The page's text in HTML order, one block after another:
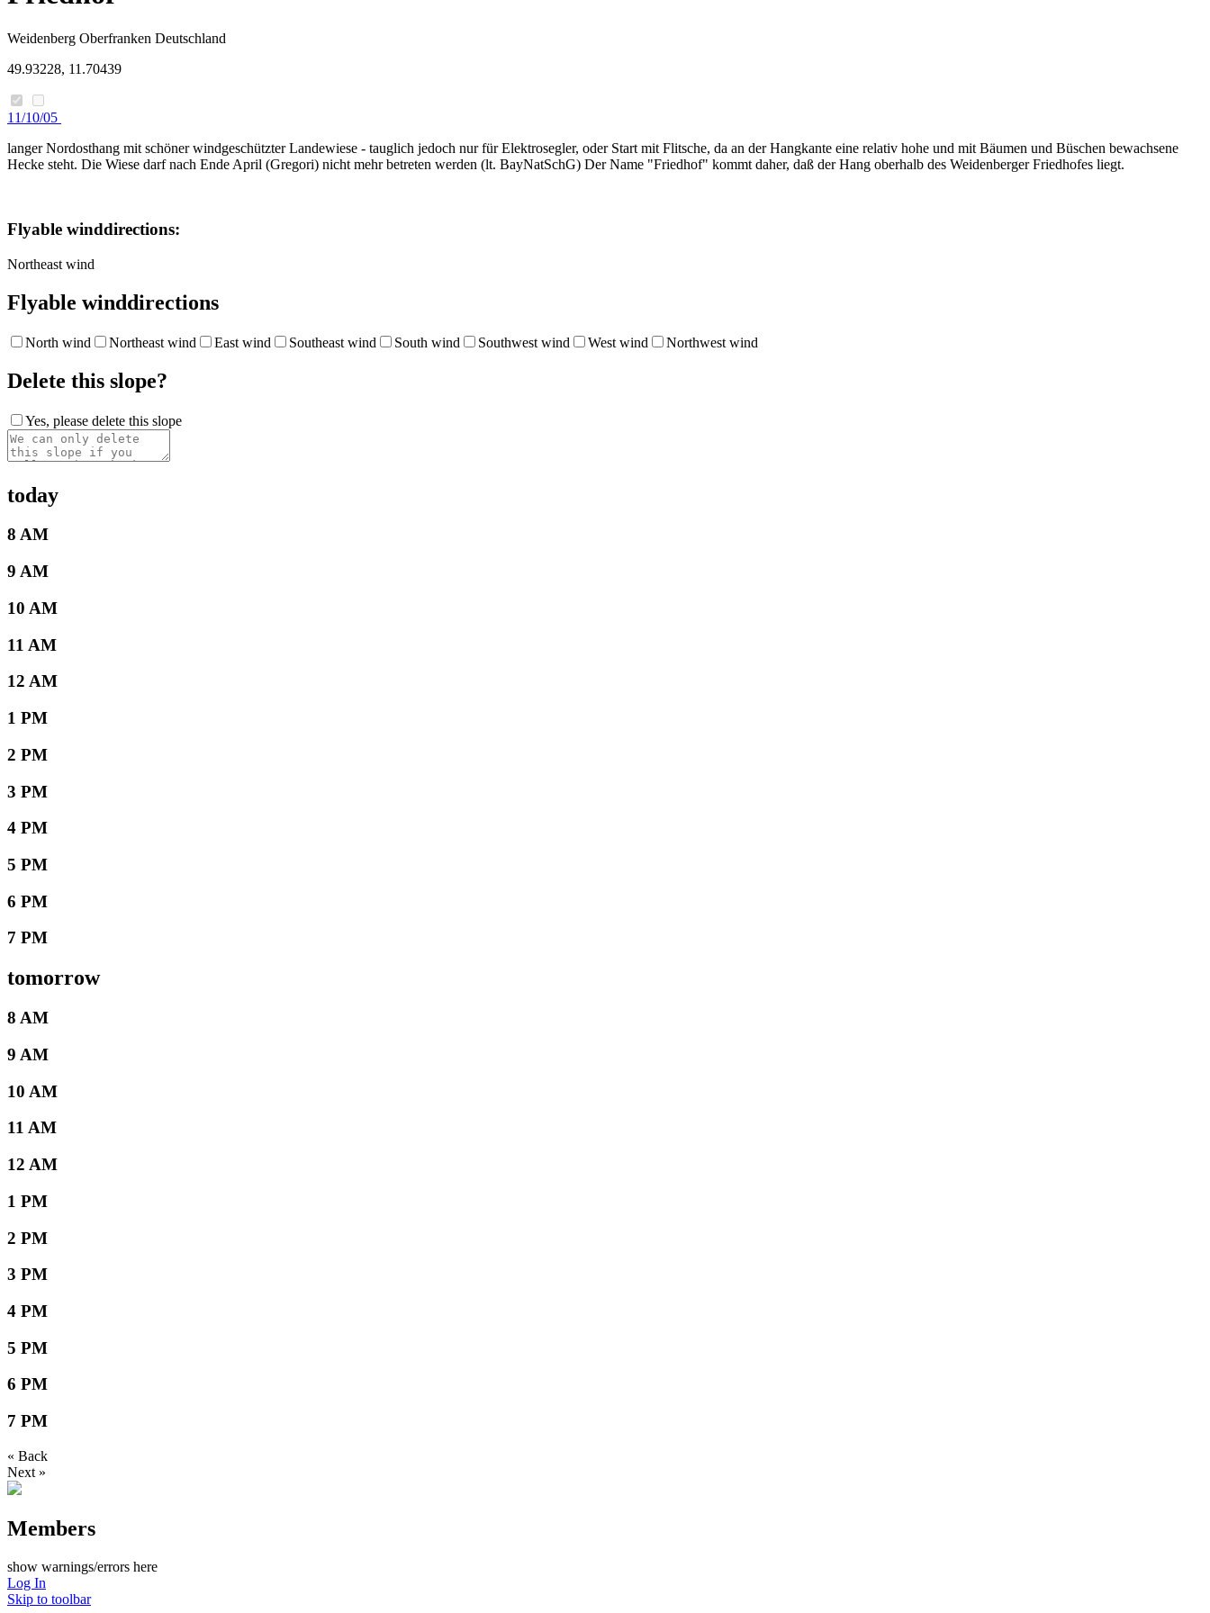
Weidenberg Oberfranken Deutschland
49.93228, 11.70439
11/10/05
langer Nordosthang mit schöner windgeschützter Landewiese - tauglich jedoch nur für Elektrosegler, oder Start mit Flitsche, da an der Hangkante eine relativ hohe und mit Bäumen und Büschen bewachsene
Hecke steht. Die Wiese darf nach Ende April (Gregori) nicht mehr betreten werden (lt. BayNatSchG) Der Name "Friedhof" kommt daher, daß der Hang oberhalb des Weidenberger Friedhofes liegt.
Flyable winddirections:
Northeast wind
Flyable winddirections
North wind Northeast wind East wind Southeast wind South wind Southwest wind West wind Northwest wind
Delete this slope?
Yes, please delete this slope
today
8 AM
9 AM
10 AM
11 AM
12 AM
1 PM
2 PM
3 PM
4 PM
5 PM
6 PM
7 PM
tomorrow
8 AM
9 AM
10 AM
11 AM
12 AM
1 PM
2 PM
3 PM
4 PM
5 PM
6 PM
7 PM
« Back
Next »
Members
show warnings/errors here
Log In
Skip to toolbar